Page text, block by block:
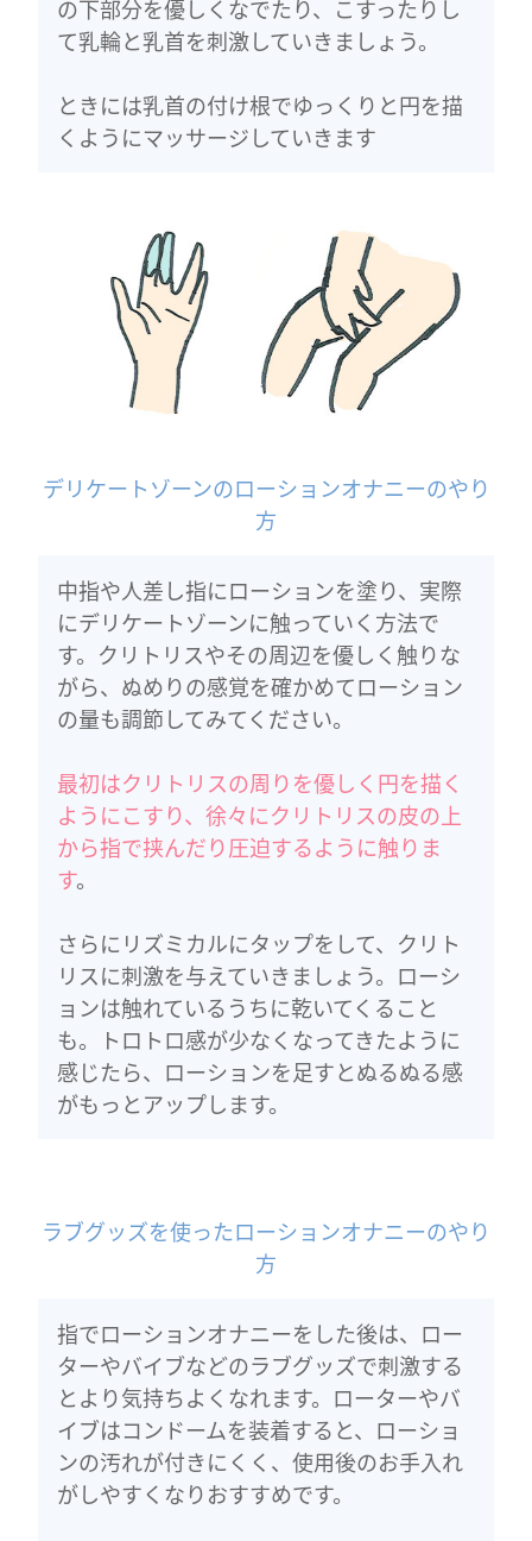
の下部分を優しくなでたり、こすったりし
て乳輪と乳首を刺激していきましょう。
ときには乳首の付け根でゆっくりと円を描
くようにマッサージしていきます
デリケートゾーンのローションオナニーのやり
方
中指や人差し指にローションを塗り、実際
にデリケートゾーンに触っていく方法で
す。クリトリスやその周辺を優しく触りな
がら、ぬめりの感覚を確かめてローション
の量も調節してみてください。
最初はクリトリスの周りを優しく円を描く
ようにこすり、徐々にクリトリスの皮の上
から指で挟んだり圧迫するように触りま
す。
さらにリズミカルにタップをして、クリト
リスに刺激を与えていきましょう。ローシ
ョンは触れているうちに乾いてくること
も。トロトロ感が少なくなってきたように
感じたら、ローションを足すとぬるぬる感
がもっとアップします。
ラブグッズを使ったローションオナニーのやり
方
指でローションオナニーをした後は、ロー
ターやバイブなどのラブグッズで刺激する
とより気持ちよくなれます。ローターやバ
イブはコンドームを装着すると、ローショ
ンの汚れが付きにくく、使用後のお手入れ
がしやすくなりおすすめです。